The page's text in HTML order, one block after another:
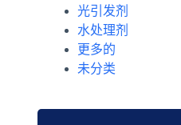
光引发剂
水处理剂
更多的
未分类